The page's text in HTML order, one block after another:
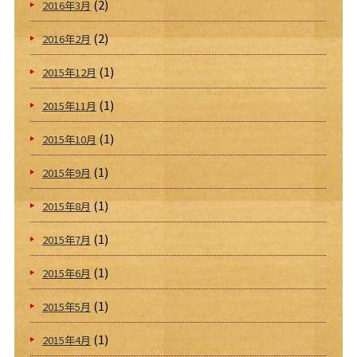
2016年3月 (2)
2016年2月(2)
2015年12月(1)
2015年11月(1)
2015年10月(1)
2015年9月 (1)
2015年8月 (1)
2015年7月 (1)
2015年6月 (1)
2015年5月(1)
2015年4月 (1)